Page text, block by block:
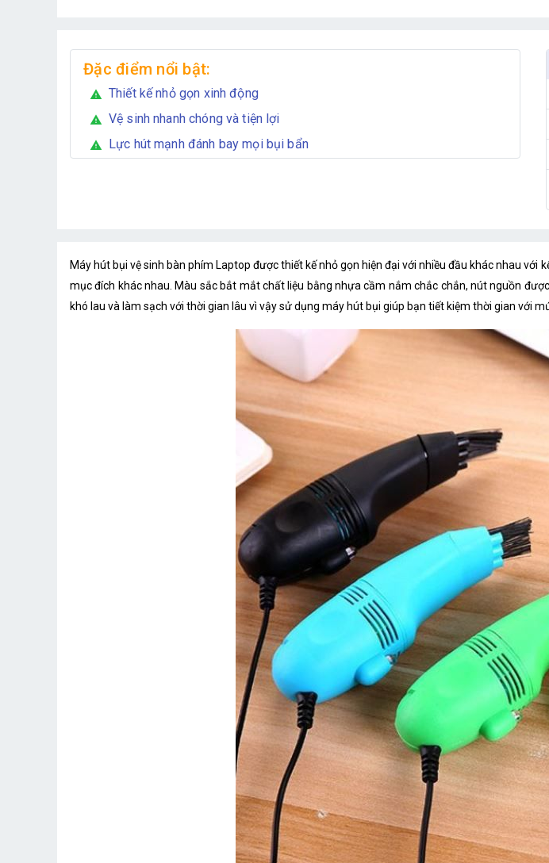
Đặc điểm nổi bật:
warning Thiết kế nhỏ gọn xinh động
warning Vệ sinh nhanh chóng và tiện lợi
warning Lực hút mạnh đánh bay mọi bụi bẩn
Máy hút bụi vệ sinh bàn phím Laptop được thiết kế nhỏ gọn hiện đại với nhiều đầu khác nhau
mục đích khác nhau. Màu sắc bắt mắt chất liệu bằng nhựa cầm nắm chắc chắn, nút nguồn
khó lau và làm sạch với thời gian lâu vì vậy sử dụng máy hút bụi giúp bạn tiết kiệm thời gian với